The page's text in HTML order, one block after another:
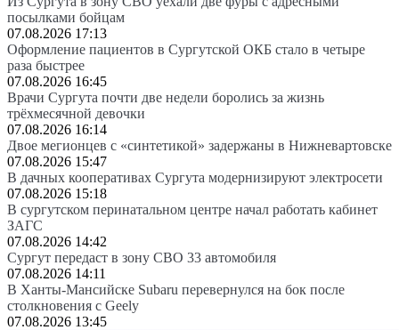
посылками бойцам
07.08.2026 17:13
Оформление пациентов в Сургутской ОКБ стало в четыре
раза быстрее
07.08.2026 16:45
Врачи Сургута почти две недели боролись за жизнь
трёхмесячной девочки
07.08.2026 16:14
Двое мегионцев с «синтетикой» задержаны в Нижневартовске
07.08.2026 15:47
В дачных кооперативах Сургута модернизируют электросети
07.08.2026 15:18
В сургутском перинатальном центре начал работать кабинет
ЗАГС
07.08.2026 14:42
Сургут передаст в зону СВО 33 автомобиля
07.08.2026 14:11
В Ханты-Мансийске Subaru перевернулся на бок после
столкновения с Geely
07.08.2026 13:45